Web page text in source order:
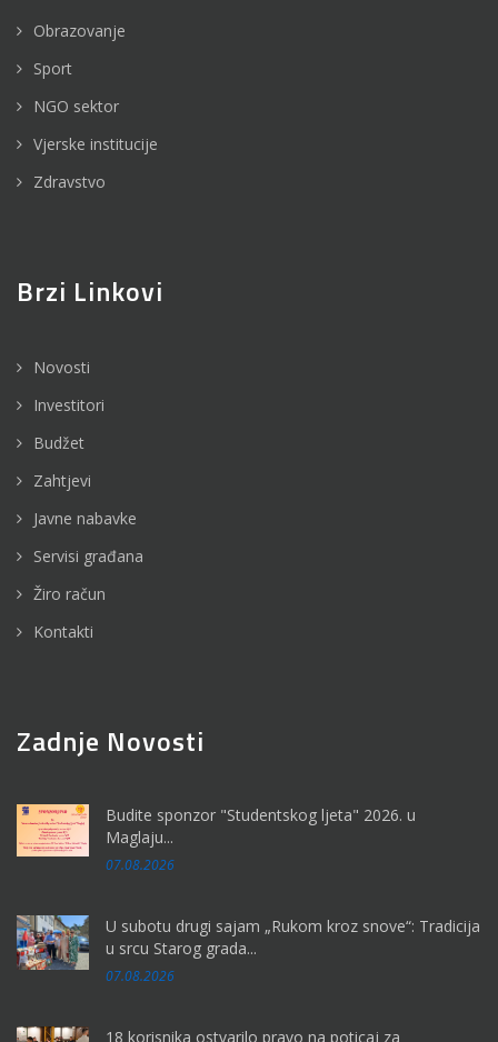
Obrazovanje
Sport
NGO sektor
Vjerske institucije
Zdravstvo
Brzi Linkovi
Novosti
Investitori
Budžet
Zahtjevi
Javne nabavke
Servisi građana
Žiro račun
Kontakti
Zadnje Novosti
Budite sponzor "Studentskog ljeta" 2026. u
Maglaju...
07.08.2026
U subotu drugi sajam „Rukom kroz snove“: Tradicija
u srcu Starog grada...
07.08.2026
18 korisnika ostvarilo pravo na poticaj za